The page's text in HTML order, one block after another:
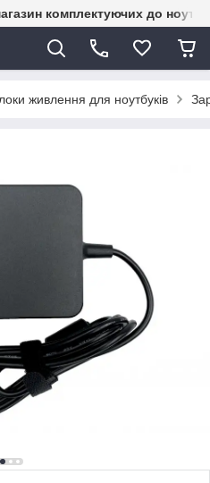
комплектуючих до
живлення для ноутбуків